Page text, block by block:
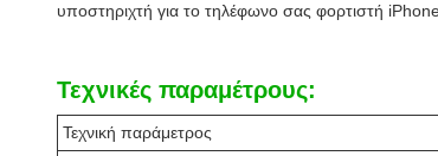
υποστηριχτή για το τηλέφωνο σας φορτιστή
Τεχνικές παραμέτρους:
Τεχνική παράμετρος